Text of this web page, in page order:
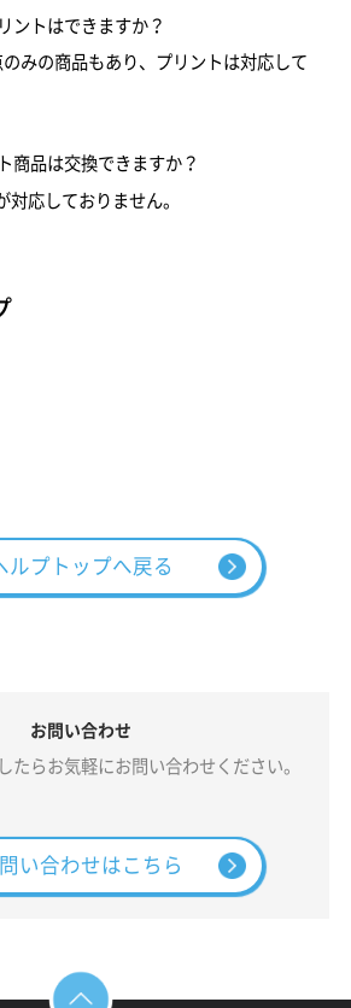
ントはできますか？
みの商品もあり、プリントは対応して
商品は交換できますか？
応しておりません。
ルプトップへ戻る
お問い合わせ
たらお気軽にお問い合わせください。
い合わせはこちら